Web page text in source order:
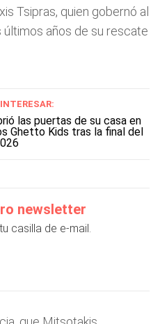
Tsipras, quien gobernó al
años de su rescate
las puertas de su casa en
Ghetto Kids tras la final del
newsletter
casilla de e-mail.